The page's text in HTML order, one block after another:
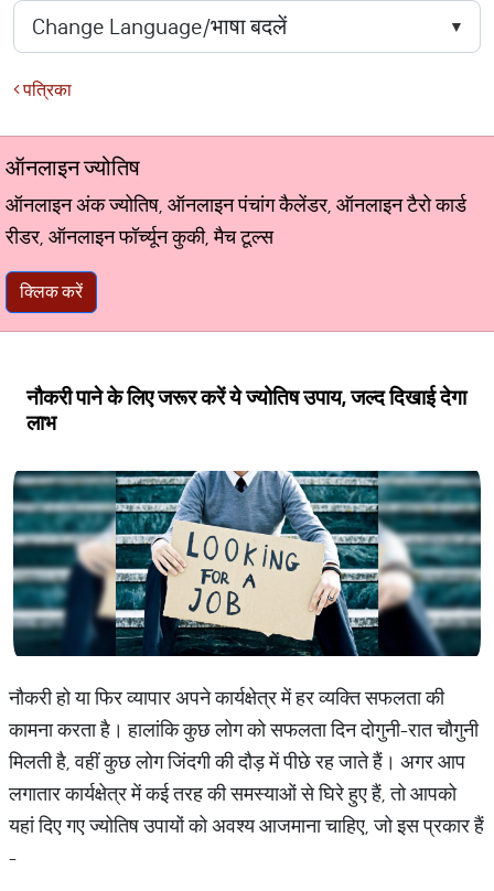
पत्रिका
ऑनलाइन ज्योतिष
ऑनलाइन अंक ज्योतिष, ऑनलाइन पंचांग कैलेंडर, ऑनलाइन टैरो कार्ड
रीडर, ऑनलाइन फॉर्च्यून कुकी, मैच टूल्स
क्लिक करें
नौकरी पाने के लिए जरूर करें ये ज्योतिष उपाय, जल्द दिखाई देगा
लाभ
नौकरी हो या फिर व्यापार अपने कार्यक्षेत्र में हर व्यक्ति सफलता की
कामना करता है। हालांकि कुछ लोग को सफलता दिन दोगुनी-रात चौगुनी
मिलती है, वहीं कुछ लोग जिंदगी की दौड़ में पीछे रह जाते हैं। अगर आप
लगातार कार्यक्षेत्र में कई तरह की समस्याओं से घिरे हुए हैं, तो आपको
यहां दिए गए ज्योतिष उपायों को अवश्य आजमाना चाहिए, जो इस प्रकार हैं
-